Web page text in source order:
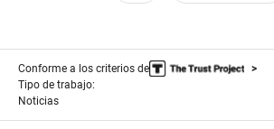
Conforme a los criterios de
Tipo de trabajo:
Noticias